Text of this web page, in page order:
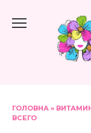
до
ГОЛОВНА »
ВСЕГО